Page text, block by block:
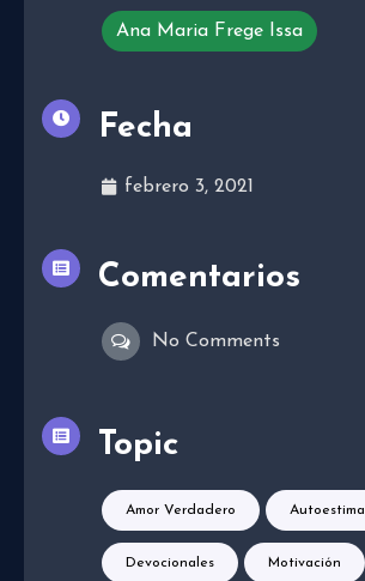
Ana Maria Frege Issa
Fecha
febrero 3, 2021
Comentarios
No Comments
Topic
Amor Verdadero Autoestima
Devocionales Motivación